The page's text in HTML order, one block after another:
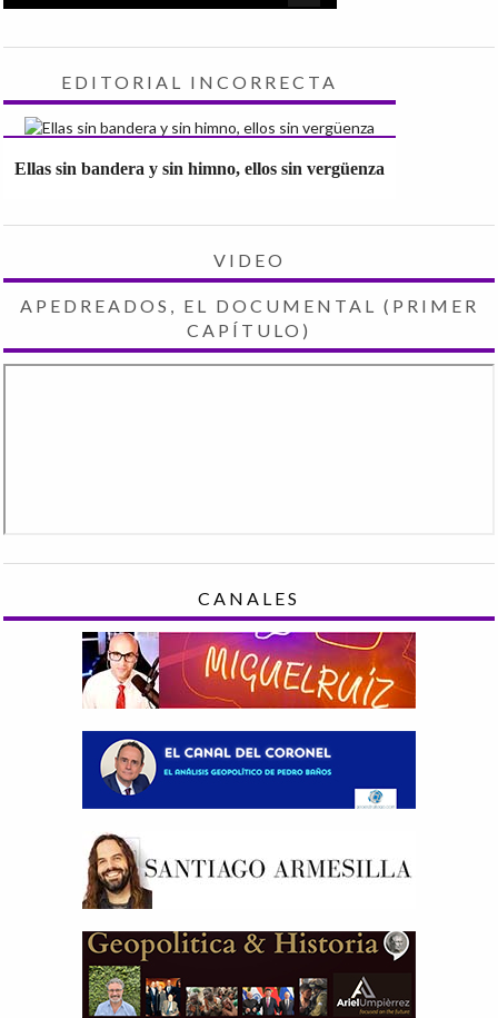
EDITORIAL INCORRECTA
Ellas sin bandera y sin himno, ellos sin vergüenza
VIDEO
APEDREADOS, EL DOCUMENTAL (PRIMER
CAPÍTULO)
CANALES